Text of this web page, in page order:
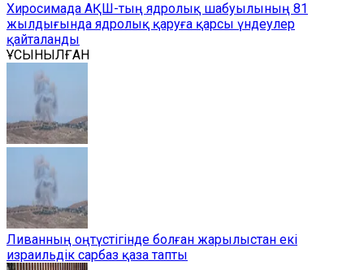
Хиросимада АҚШ-тың ядролық шабуылының 81
жылдығында ядролық қаруға қарсы үндеулер
қайталанды
ҰСЫНЫЛҒАН
Ливанның оңтүстігінде болған жарылыстан екі
израильдік сарбаз қаза тапты